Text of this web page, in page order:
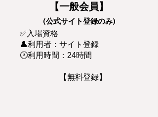
【一般会員】
(公式サイト登録のみ)
✅入場資格
👤利用者：サイト登録
🕐利用時間：24時間
【無料登録】